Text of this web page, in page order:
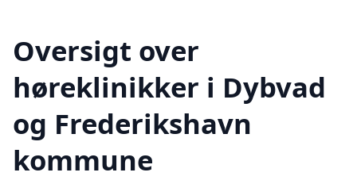
Oversigt over
høreklinikker i Dybvad
og Frederikshavn
kommune